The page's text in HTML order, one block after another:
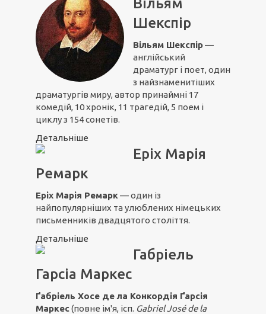
Вільям
Шекспір
Вільям Шекспір—
англійський
драматург і поет, один
з найзнаменитіших
драматургів миру, автор принаймні 17
комедій, 10 хронік, 11 трагедій, 5 поем і
циклу з 154 сонетів.
Детальніше
Еріх Марія
Ремарк
Еріх Марія Ремарк— один із
найпопулярніших та улюблених німецьких
письменників двадцятого століття.
Детальніше
Габріель
Гарсіа Маркес
Ґабріель Хосе де ла Конкордія Ґарсія
Маркес(повне ім'я, ісп. Gabriel José de la